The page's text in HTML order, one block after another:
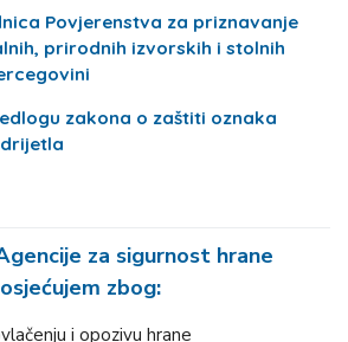
Povjerenstva za priznavanje
prirodnih izvorskih i stolnih
zakona o zaštiti oznaka
za sigurnost hrane
zbog:
i opozivu hrane